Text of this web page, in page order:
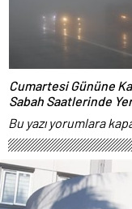
Cumartesi Gününe
Sabah Saatlerinde
Bekleniyor
Bu yazı yorumlara